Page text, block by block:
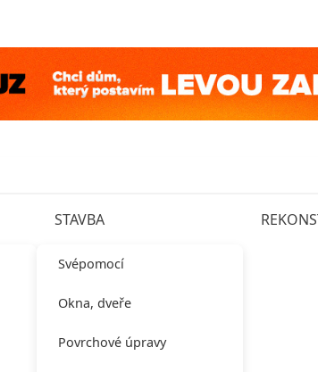
STAVBA
Svépomocí
Okna, dveře
Povrchové úpravy